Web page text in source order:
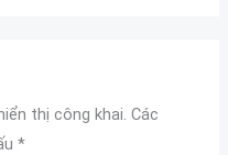
thị công khai. Các
*